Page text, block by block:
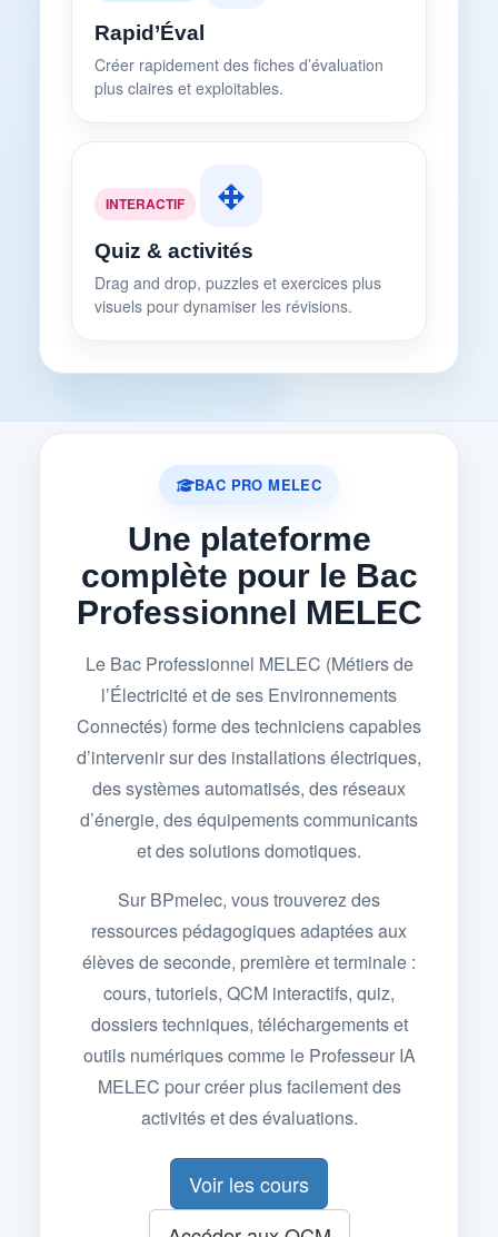
Rapid’Éval
Créer rapidement des fiches d’évaluation
plus claires et exploitables.
INTERACTIF
Quiz & activités
Drag and drop, puzzles et exercices plus
visuels pour dynamiser les révisions.
BAC PRO MELEC
Une plateforme
complète pour le Bac
Professionnel MELEC
Le Bac Professionnel MELEC (Métiers de
l’Électricité et de ses Environnements
Connectés) forme des techniciens capables
d’intervenir sur des installations électriques,
des systèmes automatisés, des réseaux
d’énergie, des équipements communicants
et des solutions domotiques.
Sur BPmelec, vous trouverez des
ressources pédagogiques adaptées aux
élèves de seconde, première et terminale :
cours, tutoriels, QCM interactifs, quiz,
dossiers techniques, téléchargements et
outils numériques comme le Professeur IA
MELEC pour créer plus facilement des
activités et des évaluations.
Voir les cours